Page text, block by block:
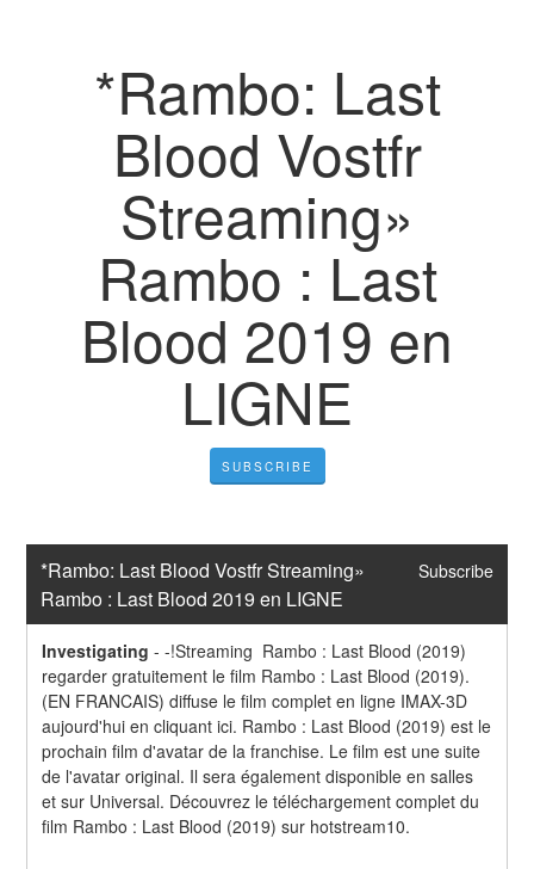
*Rambo: Last
Blood Vostfr
Streaming»
Rambo : Last
Blood 2019 en
LIGNE
SUBSCRIBE
*Rambo: Last Blood Vostfr Streaming»
Rambo : Last Blood 2019 en LIGNE
Subscribe
Investigating --!Streaming  Rambo : Last Blood (2019)
regarder gratuitement le film Rambo : Last Blood (2019).
(EN FRANCAIS) diffuse le film complet en ligne IMAX-3D
aujourd'hui en cliquant ici. Rambo : Last Blood (2019) est le
prochain film d'avatar de la franchise. Le film est une suite
de l'avatar original. Il sera également disponible en salles
et sur Universal. Découvrez le téléchargement complet du
film Rambo : Last Blood (2019) sur hotstream10.